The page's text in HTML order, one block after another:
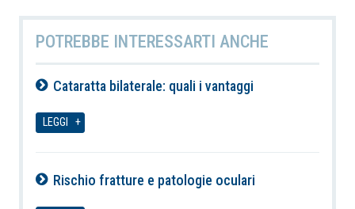
POTREBBE INTERESSARTI ANCHE
Cataratta bilaterale: quali i vantaggi
LEGGI
Rischio fratture e patologie oculari